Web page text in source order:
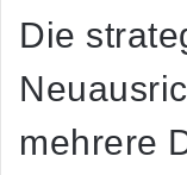
Die
mehrere